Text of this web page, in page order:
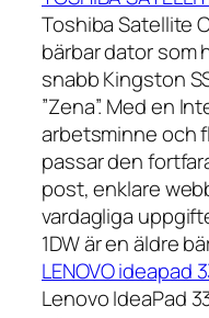
Toshiba Satellite
bärbar dator som
snabb Kingston
”Zena”. Med en
arbetsminne och
passar den
post, enklare
vardagliga
1DW är en äldre
LENOVO ideapad
Lenovo IdeaPad